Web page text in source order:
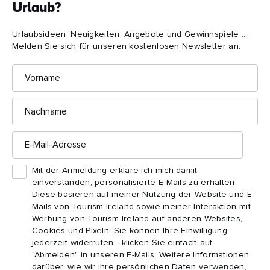
Urlaub?
Urlaubsideen, Neuigkeiten, Angebote und Gewinnspiele ...
Melden Sie sich für unseren kostenlosen Newsletter an.
Vorname
Nachname
E-
Mail-
Mit der Anmeldung erkläre ich mich damit
einverstanden, personalisierte E-Mails zu erhalten.
Diese basieren auf meiner Nutzung der Website und E-
Mails von Tourism Ireland sowie meiner Interaktion mit
Werbung von Tourism Ireland auf anderen Websites,
Cookies und Pixeln. Sie können Ihre Einwilligung
jederzeit widerrufen - klicken Sie einfach auf
"Abmelden" in unseren E-Mails. Weitere Informationen
darüber, wie wir Ihre persönlichen Daten verwenden,
SEHENSWÜRDIGKEIT
Die Cliffs of Moher
Schwindelerregende Höhen und geheimnisvolle
Mythen: Die Cliffs of Moher sind Meisterwerke
der Natur.
We...